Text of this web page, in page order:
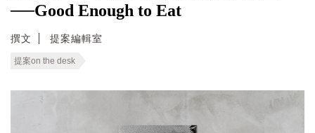
──Good Enough to Eat
撰文 提案編輯室
提案on the desk